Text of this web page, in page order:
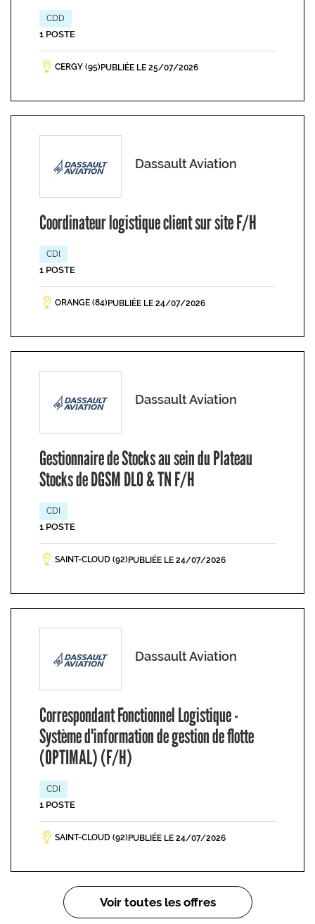
CDD
1 POSTE
CERGY (95) PUBLIÉE LE 25/07/2026
Dassault Aviation
Coordinateur logistique client sur site F/H
CDI
1 POSTE
ORANGE (84) PUBLIÉE LE 24/07/2026
Dassault Aviation
Gestionnaire de Stocks au sein du Plateau
Stocks de DGSM DLO & TN F/H
CDI
1 POSTE
SAINT-CLOUD (92) PUBLIÉE LE 24/07/2026
Dassault Aviation
Correspondant Fonctionnel Logistique -
Système d'information de gestion de flotte
(OPTIMAL) (F/H)
CDI
1 POSTE
SAINT-CLOUD (92) PUBLIÉE LE 24/07/2026
Pagination
Voir toutes les offres